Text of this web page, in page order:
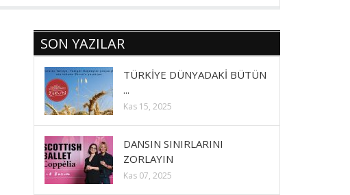
SON YAZILAR
TÜRKİYE DÜNYADAKİ BÜTÜN
...
Kas 15, 2025
DANSIN SINIRLARINI
ZORLAYIN
Kas 07, 2025